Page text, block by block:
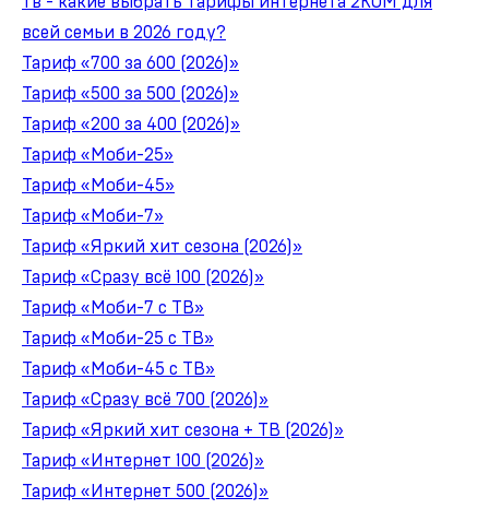
всей семьи в 2026 году?
Тариф «700 за 600 (2026)»
Тариф «500 за 500 (2026)»
Тариф «200 за 400 (2026)»
Тариф «Моби-25»
Тариф «Моби-45»
Тариф «Моби-7»
Тариф «Яркий хит сезона (2026)»
Тариф «Сразу всё 100 (2026)»
Тариф «Моби-7 с ТВ»
Тариф «Моби-25 с ТВ»
Тариф «Моби-45 с ТВ»
Тариф «Сразу всё 700 (2026)»
Тариф «Яркий хит сезона + ТВ (2026)»
Тариф «Интернет 100 (2026)»
Тариф «Интернет 500 (2026)»